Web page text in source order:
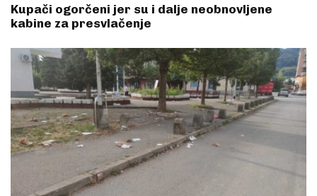
Kupači ogorčeni jer su i dalje neobnovljene
kabine za presvlačenje